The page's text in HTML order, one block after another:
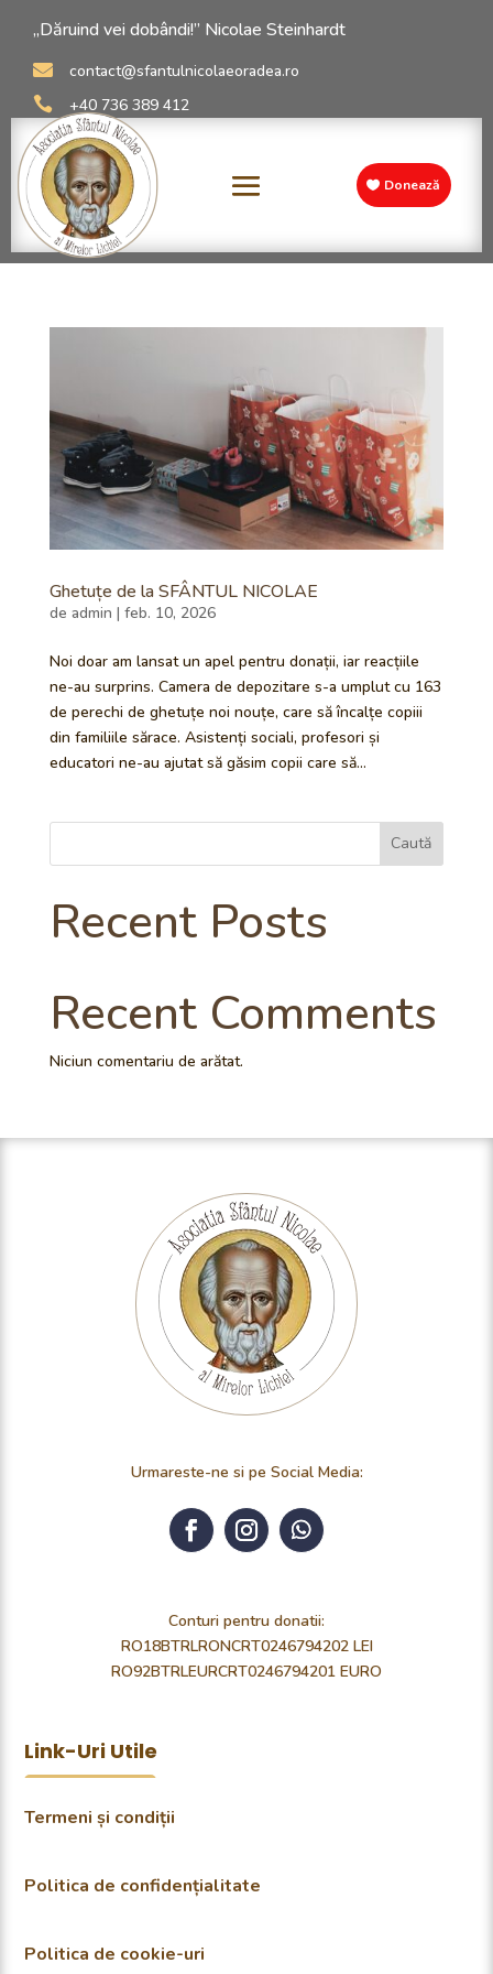
„Dăruind vei dobândi!” Nicolae Steinhardt
 contact@sfantulnicolaeoradea.ro
 +40 736 389 412
Donează
Ghetuțe de la SFÂNTUL NICOLAE
de admin | feb. 10, 2026
Noi doar am lansat un apel pentru donații, iar reacțiile
ne-au surprins. Camera de depozitare s-a umplut cu 163
de perechi de ghetuțe noi nouțe, care să încalțe copiii
din familiile sărace. Asistenți sociali, profesori și
educatori ne-au ajutat să găsim copii care să...
Caută
Recent Posts
Recent Comments
Niciun comentariu de arătat.
Urmareste-ne si pe Social Media:
Conturi pentru donatii:
RO18BTRLRONCRT0246794202 LEI
RO92BTRLEURCRT0246794201 EURO
Link-Uri Utile
Termeni și condiții
Politica de confidențialitate
Politica de cookie-uri